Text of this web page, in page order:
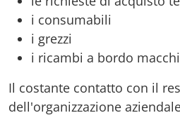
i consumabili
i grezzi
i ricambi a bordo
Il costante contatto con il
dell'organizzazione